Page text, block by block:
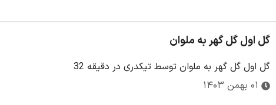
گل اول گل گهر به ملوان
گل اول گل گهر به ملوان توسط تیکدری در دقیقه 32
۰۱ بهمن ۱۴۰۳